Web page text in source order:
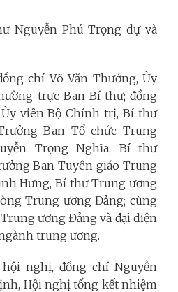
Nguyễn Phú Trọng dự và
chí Võ Văn Thưởng, Ủy
trực Ban Bí thư; đồng
viên Bộ Chính trị, Bí thư
Ban Tổ chức Trung
Trọng Nghĩa, Bí thư
Ban Tuyên giáo Trung
Hưng, Bí thư Trung ương
Trung ương Đảng; cùng
ương Đảng và đại diện
trung ương.
nghị, đồng chí Nguyễn
Hội nghị tổng kết nhiệm